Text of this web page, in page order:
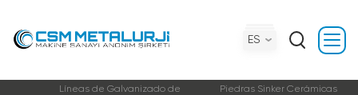
ES
Líneas de Galvanizado de
Piedras Sinker Cerámicas